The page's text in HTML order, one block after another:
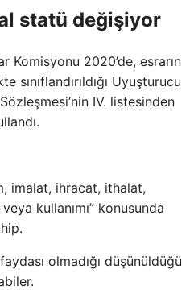
statü değişiyor
Komisyonu 2020’de, esrarın
Uyuşturucu
IV. listesinden
imalat, ihracat, ithalat,
kullanımı” konusunda
olmadığı düşünüldüğü